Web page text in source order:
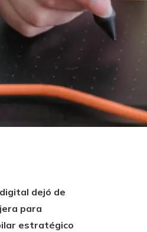
dejó de
para
estratégico